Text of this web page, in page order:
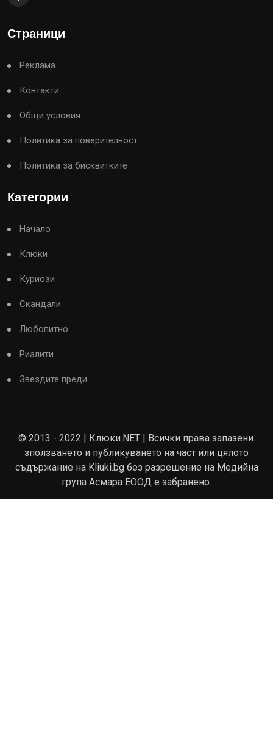
Страници
Реклама
Контакти
Общи условия
Политика за поверителност
Политика за бисквитките
Категории
Начало
Клюки
Куриози
Скандали
Любопитно
Риалити
Звездите преди
© 2013 - 2022 | Клюки.NET | Всички права запазени.
зползването и публикуването на част или цялото
съдържание на Kliuki.bg без разрешение на Медийна
група Асмара ЕООД е забранено.